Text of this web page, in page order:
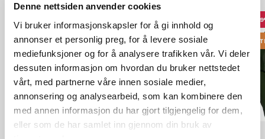
Denne nettsiden anvender cookies
Vi bruker informasjonskapsler for å gi innhold og
annonser et personlig preg, for å levere sosiale
mediefunksjoner og for å analysere trafikken vår. Vi deler
dessuten informasjon om hvordan du bruker nettstedet
vårt, med partnerne våre innen sosiale medier,
annonsering og analysearbeid, som kan kombinere den
med annen informasjon du har gjort tilgjengelig for dem,
eller som de har samlet inn gjennom din bruk av